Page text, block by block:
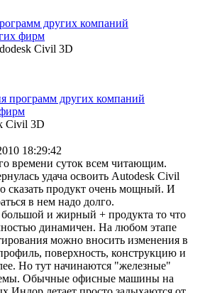
других компаний
фирм
Civil 3D
программ других компаний
Civil 3D
18:29:42
времени суток всем читающим.
удача освоить Autodesk Civil
сказать продукт очень мощный. И
в нем надо долго.
и жирный + продукта то что
динамичен. На любом этапе
можно вносить изменения в
поверхность, конструкцию и
Но тут начинаются "железные"
Обычные офисные машины на